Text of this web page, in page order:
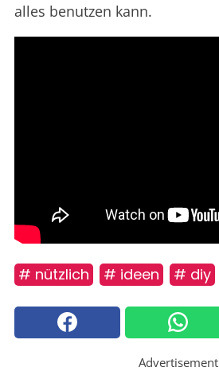
alles benutzen kann.
# nützlich # ideen # diy
Advertisement